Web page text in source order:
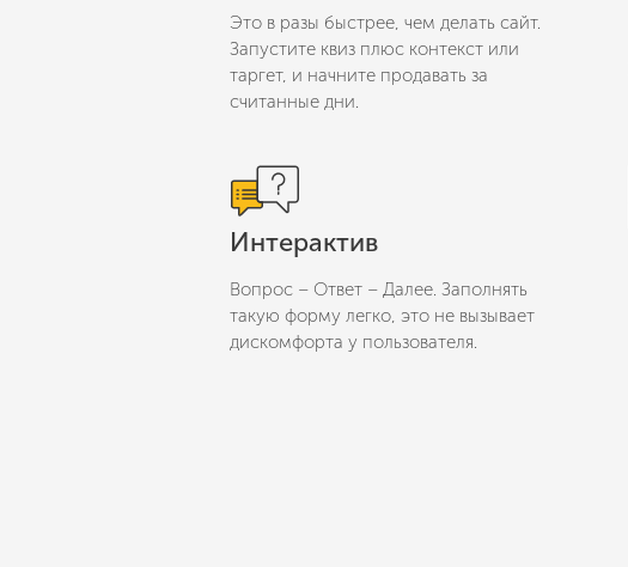
Это в разы быстрее, чем делать сайт.
Запустите квиз плюс контекст или
таргет, и начните продавать за
считанные дни.
Интерактив
Вопрос – Ответ – Далее. Заполнять
такую форму легко, это не вызывает
дискомфорта у пользователя.